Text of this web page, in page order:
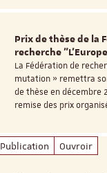
Prix de thèse de la
recherche
La Fédération de
mutation » remettra
de thèse en décembre
remise des prix
Publication Ouvroir